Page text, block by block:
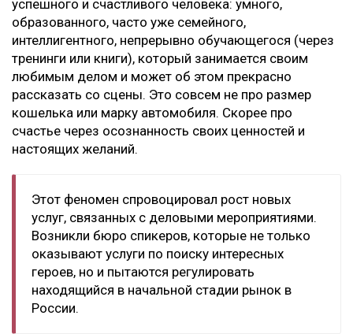
успешного и счастливого человека: умного,
образованного, часто уже семейного,
интеллигентного, непрерывно обучающегося (через
тренинги или книги), который занимается своим
любимым делом и может об этом прекрасно
рассказать со сцены. Это совсем не про размер
кошелька или марку автомобиля. Скорее про
счастье через осознанность своих ценностей и
настоящих желаний.
Этот феномен спровоцировал рост новых
услуг, связанных с деловыми мероприятиями.
Возникли бюро спикеров, которые не только
оказывают услуги по поиску интересных
героев, но и пытаются регулировать
находящийся в начальной стадии рынок в
России.